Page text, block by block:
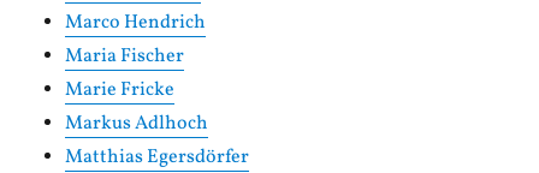
Marco Hendrich
Maria Fischer
Marie Fricke
Markus Adlhoch
Matthias Egersdörfer